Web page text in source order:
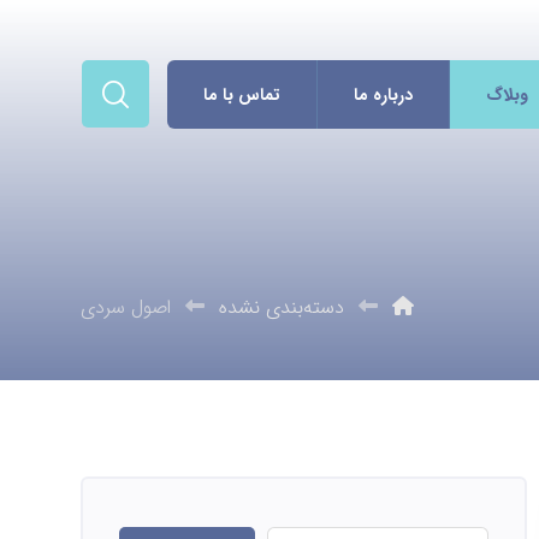
وبلاگ درباره ما تماس با ما
دسته‌بندی نشده اصول سردی